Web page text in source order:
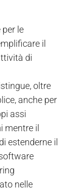
le
il
di
oltre
anche per
assi
mentre il
estenderne il
nelle